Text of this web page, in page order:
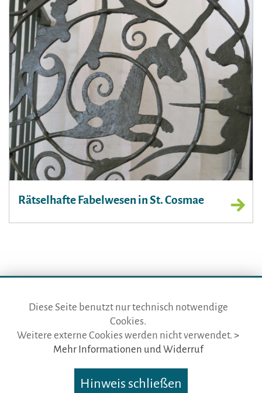
Rätselhafte Fabelwesen in St. Cosmae
die gästeführer · vertr. durch BVGD · Gustav-Adolf-Str. 33 · D-90439
Nutzungsbedingungen · Impressum · Datenschutz
Diese Seite benutzt nur technisch notwendige
Cookies.
Weitere externe Cookies werden nicht verwendet. >
Mehr Informationen und Widerruf
Hinweis schließen